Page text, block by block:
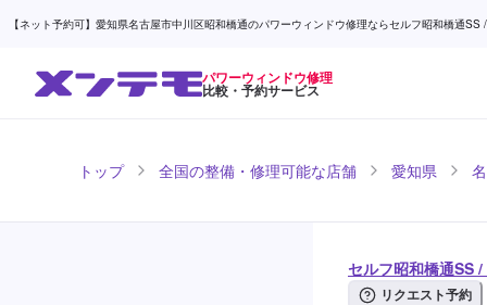
【ネット予約可】愛知県名古屋市中川区昭和橋通のパワーウィンドウ修理ならセルフ昭和橋通
パワーウィンドウ修理
比較・予約サービス
トップ 全国の整備・修理可能な店舗 愛知県
セルフ昭和橋通SS
リクエスト予約